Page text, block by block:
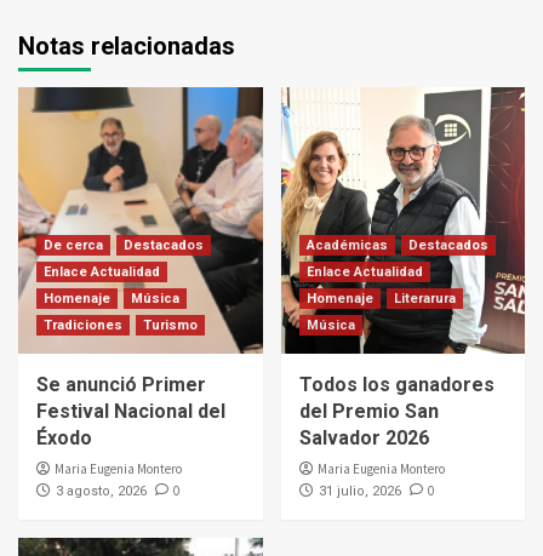
Notas relacionadas
De cerca
Destacados
Enlace Actualidad
Homenaje
Música
Tradiciones
Turismo
Se anunció Primer
Festival Nacional del
Éxodo
Maria Eugenia Montero
3 agosto, 2026 0
Académicas
Destacados
Enlace Actualidad
Homenaje
Literarura
Música
Todos los ganadores
del Premio San
Salvador 2026
Maria Eugenia Montero
31 julio, 2026 0